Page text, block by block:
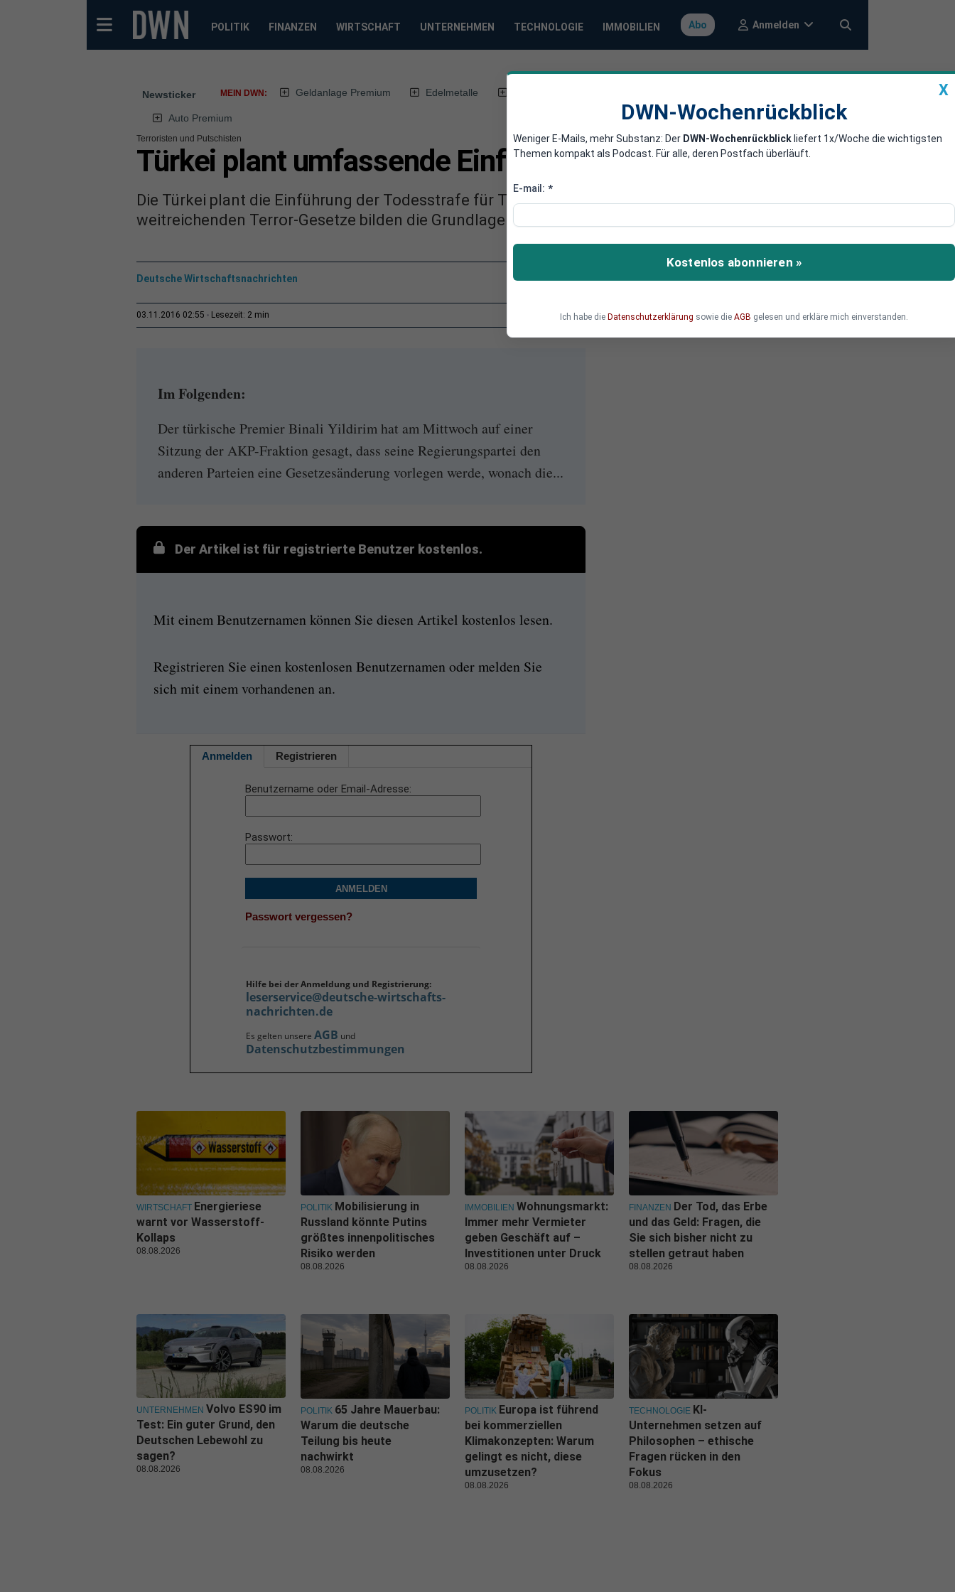
POLITIK FINANZEN WIRTSCHAFT UNTERNEHMEN TECHNOLOGIE IMMOBILIEN Abo Anmelden
Newsticker MEIN DWN: Geldanlage Premium Edelmetalle
Auto Premium
Terroristen und Putschisten
Türkei plant umfassende Einführung der Todesstrafe
Die Türkei plant die Einführung der Todesstrafe für Terroristen, Putschisten und Pädophile. Die
weitreichenden Terror-Gesetze bilden die Grundlage.
Deutsche Wirtschaftsnachrichten
03.11.2016 02:55 Lesezeit: 2 min
Im Folgenden:
Der türkische Premier Binali Yildirim hat am Mittwoch auf einer
Sitzung der AKP-Fraktion gesagt, dass seine Regierungspartei den
anderen Parteien eine Gesetzesänderung vorlegen werde, wonach die...
Der Artikel ist für registrierte Benutzer kostenlos.
Mit einem Benutzernamen können Sie diesen Artikel kostenlos lesen.
Registrieren Sie einen kostenlosen Benutzernamen oder melden Sie
sich mit einem vorhandenen an.
Anmelden Registrieren
Benutzername oder Email-Adresse
Passwort
ANMELDEN
Passwort vergessen?
Hilfe bei der Anmeldung und Registrierung:
leserservice@deutsche-wirtschafts-
nachrichten.de
Es gelten unsere AGB und
Datenschutzbestimmungen
X
DWN-Wochenrückblick
Weniger E-Mails, mehr Substanz: Der DWN-Wochenrückblick liefert 1x/Woche die wichtigsten
Themen kompakt als Podcast. Für alle, deren Postfach überläuft.
E-mail: *
Kostenlos abonnieren »
Ich habe die Datenschutzerklärung sowie die AGB gelesen und erkläre mich einverstanden.
WIRTSCHAFT Energieriese
warnt vor Wasserstoff-
Kollaps
08.08.2026
POLITIK Mobilisierung in
Russland könnte Putins
größtes innenpolitisches
Risiko werden
08.08.2026
IMMOBILIEN Wohnungsmarkt:
Immer mehr Vermieter
geben Geschäft auf –
Investitionen unter Druck
08.08.2026
FINANZEN Der Tod, das Erbe
und das Geld: Fragen, die
Sie sich bisher nicht zu
stellen getraut haben
08.08.2026
UNTERNEHMEN Volvo ES90 im
Test: Ein guter Grund, den
Deutschen Lebewohl zu
sagen?
08.08.2026
POLITIK 65 Jahre Mauerbau:
Warum die deutsche
Teilung bis heute
nachwirkt
08.08.2026
POLITIK Europa ist führend
bei kommerziellen
Klimakonzepten: Warum
gelingt es nicht, diese
umzusetzen?
08.08.2026
TECHNOLOGIE KI-
Unternehmen setzen auf
Philosophen – ethische
Fragen rücken in den
Fokus
08.08.2026